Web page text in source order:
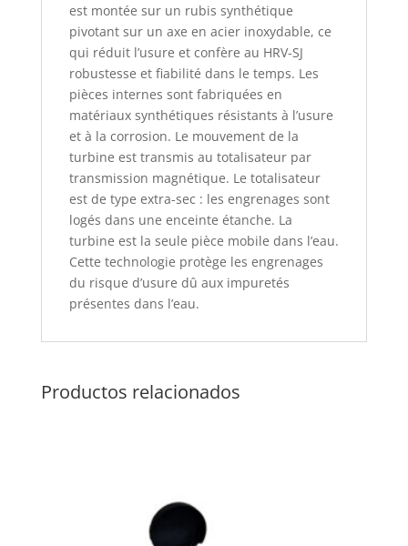
est montée sur un rubis synthétique
pivotant sur un axe en acier inoxydable, ce
qui réduit l’usure et confère au HRV-SJ
robustesse et fiabilité dans le temps. Les
pièces internes sont fabriquées en
matériaux synthétiques résistants à l’usure
et à la corrosion. Le mouvement de la
turbine est transmis au totalisateur par
transmission magnétique. Le totalisateur
est de type extra-sec : les engrenages sont
logés dans une enceinte étanche. La
turbine est la seule pièce mobile dans l’eau.
Cette technologie protège les engrenages
du risque d’usure dû aux impuretés
présentes dans l’eau.
Productos relacionados